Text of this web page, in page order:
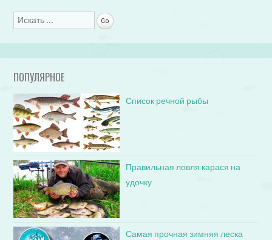
Поиск
ПОПУЛЯРНОЕ
Список речной рыбы
Правильная ловля карася на
удочку
Самая прочная зимняя леска